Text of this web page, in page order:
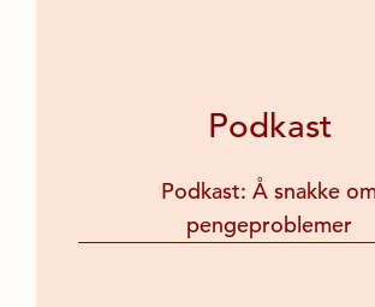
Podkast
Podkast: Å snakke
pengeproblemer